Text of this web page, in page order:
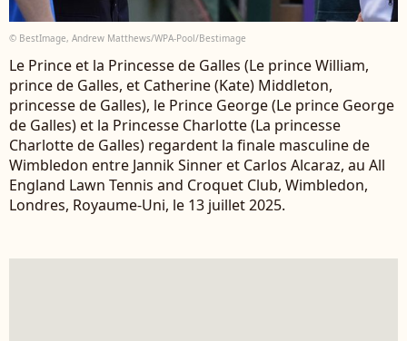
© BestImage, Andrew Matthews/WPA-Pool/Bestimage
Le Prince et la Princesse de Galles (Le prince William,
prince de Galles, et Catherine (Kate) Middleton,
princesse de Galles), le Prince George (Le prince George
de Galles) et la Princesse Charlotte (La princesse
Charlotte de Galles) regardent la finale masculine de
Wimbledon entre Jannik Sinner et Carlos Alcaraz, au All
England Lawn Tennis and Croquet Club, Wimbledon,
Londres, Royaume-Uni, le 13 juillet 2025.